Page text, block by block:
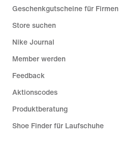
Geschenkgutscheine für Firmen
Store suchen
Nike Journal
Member werden
Feedback
Aktionscodes
Produktberatung
Shoe Finder für Laufschuhe